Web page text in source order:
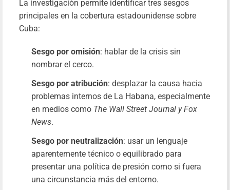
La investigación permite identificar tres sesgos
principales en la cobertura estadounidense sobre
Cuba:
Sesgo por omisión: hablar de la crisis sin
nombrar el cerco.
Sesgo por atribución: desplazar la causa hacia
problemas internos de La Habana, especialmente
en medios como The Wall Street Journal y Fox
News.
Sesgo por neutralización: usar un lenguaje
aparentemente técnico o equilibrado para
presentar una política de presión como si fuera
una circunstancia más del entorno.